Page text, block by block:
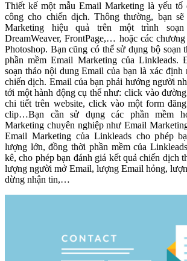
Thiết kế một mẫu Email Marketing là yếu tố
công cho chiến dịch. Thông thường, bạn
Marketing hiệu quả trên một trình
DreamWeaver, FrontPage,… hoặc các
Photoshop. Bạn cũng có thể sử dụng bộ soạn
phần mềm Email Marketing của Linkleads.
soạn thảo nội dung Email của bạn là xác định
chiến dịch. Email của bạn phải hướng người
tới một hành động cụ thể như: click vào
chi tiết trên website, click vào một form
clip…Bạn cần sử dụng các phần mềm
Marketing chuyên nghiệp như Email
Email Marketing của Linkleads cho phép
lượng lớn, đồng thời phần mềm của
kê, cho phép bạn đánh giá kết quả chiến dịch
lượng người mở Email, lượng Email hỏng,
dừng nhận tin,…